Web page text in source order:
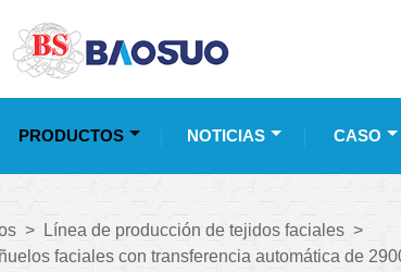
PRODUCTOS NOTICIAS CASO
> Línea de producción de tejidos faciales >
faciales con transferencia automática de